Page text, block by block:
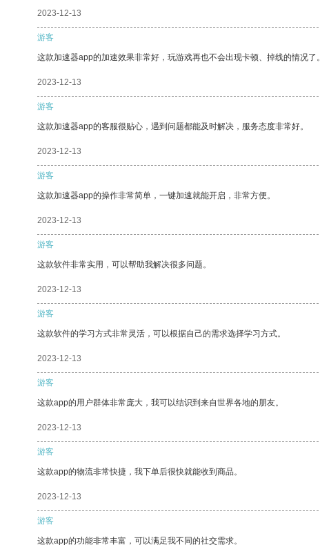
2023-12-13
游客
这款加速器app的加速效果非常好，玩游戏再也不会出现卡顿、掉线的情况
2023-12-13
游客
这款加速器app的客服很贴心，遇到问题都能及时解决，服务态度非常好。
2023-12-13
游客
这款加速器app的操作非常简单，一键加速就能开启，非常方便。
2023-12-13
游客
这款软件非常实用，可以帮助我解决很多问题。
2023-12-13
游客
这款软件的学习方式非常灵活，可以根据自己的需求选择学习方式。
2023-12-13
游客
这款app的用户群体非常庞大，我可以结识到来自世界各地的朋友。
2023-12-13
游客
这款app的物流非常快捷，我下单后很快就能收到商品。
2023-12-13
游客
这款app的功能非常丰富，可以满足我不同的社交需求。